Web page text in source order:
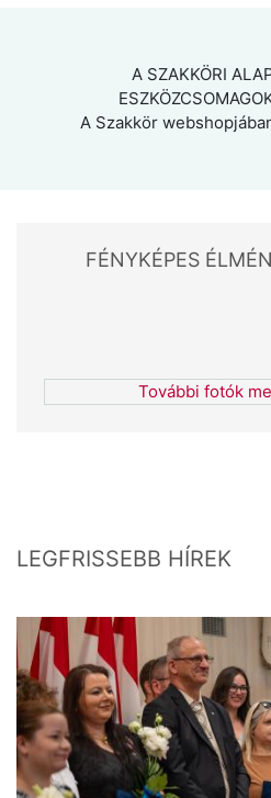
A SZAKKÖRI
A Szakkör
FÉNYKÉPES
További fotók
LEGFRISSEBB HÍREK